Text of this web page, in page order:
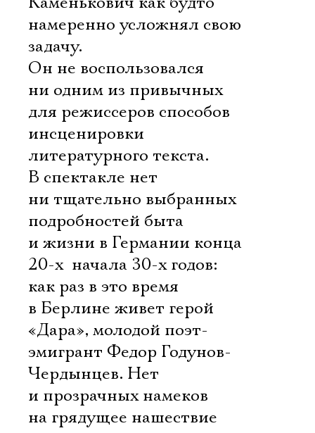
намеренно усложнял свою
задачу.
Он не воспользовался
ни одним из привычных
для режиссеров способов
инсценировки
литературного текста.
В спектакле нет
ни тщательно выбранных
подробностей быта
и жизни в Германии конца
20-х  начала 30-х годов:
как раз в это время
в Берлине живет герой
«Дара», молодой поэт-
эмигрант Федор Годунов-
Чердынцев. Нет
и прозрачных намеков
на грядущее нашествие